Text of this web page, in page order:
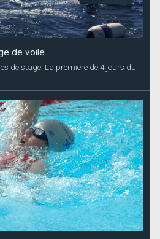
de voile
de stage. La premiere de 4 jours du